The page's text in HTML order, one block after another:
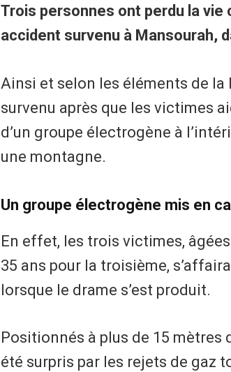
Trois personnes ont perdu la vie
accident survenu à Mansourah,
Ainsi et selon les éléments de
survenu après que les victimes
d’un groupe électrogène à
une montagne.
Un groupe électrogène mis en
En effet, les trois victimes,
35 ans pour la troisième,
lorsque le drame s’est produit.
Positionnés à plus de 15
été surpris par les rejets de gaz